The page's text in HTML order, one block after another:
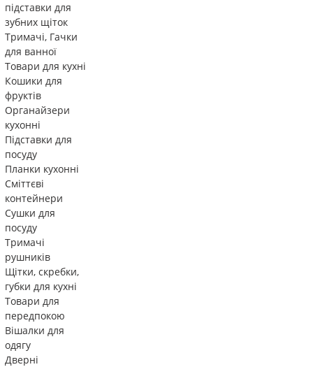
підставки для
зубних щіток
Тримачі, Гачки
для ванної
Товари для кухні
Кошики для
фруктів
Органайзери
кухонні
Підставки для
посуду
Планки кухонні
Сміттєві
контейнери
Сушки для
посуду
Тримачі
рушників
Щітки, скребки,
губки для кухні
Товари для
передпокою
Вішалки для
одягу
Дверні